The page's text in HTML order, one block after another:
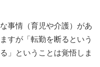
事情（育児や介護）があ
すが「転勤を断るという
」ということは覚悟しま